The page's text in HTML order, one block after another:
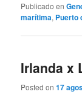
Publicado en
marítima, Puerto
Irlanda x
Posted on17